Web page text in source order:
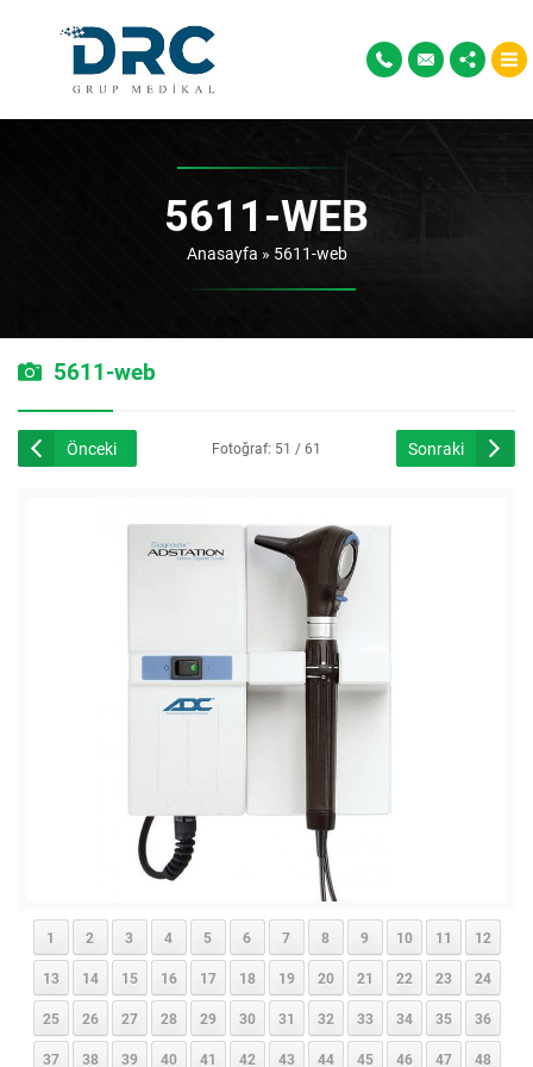
5611-WEB
Anasayfa » 5611-web
5611-web
Önceki Fotoğraf: 51 / 61 Sonraki
1 2 3 4 5 6 7 8 9 10 11 12
13 14 15 16 17 18 19 20 21 22 23 24
25 26 27 28 29 30 31 32 33 34 35 36
37 38 39 40 41 42 43 44 45 46 47 48
Müşteri Temsilcisi